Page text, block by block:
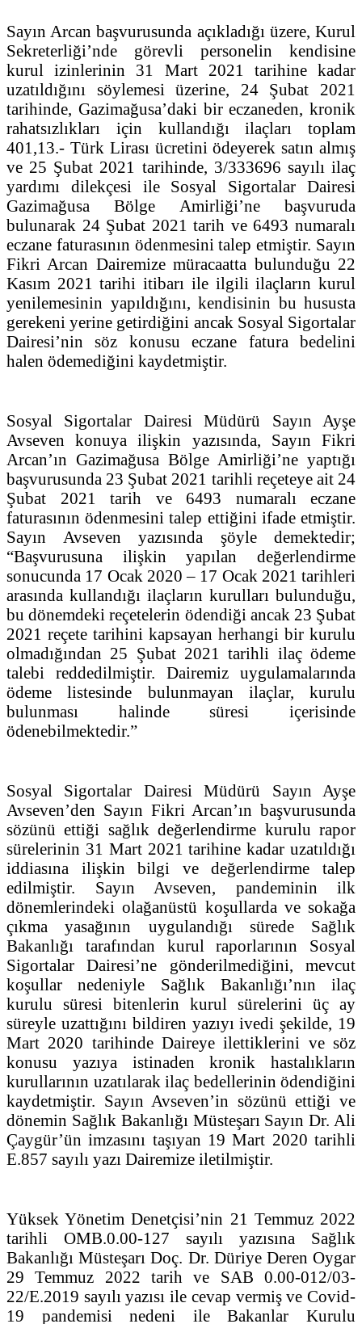
Sayın Arcan başvurusunda açıkladığı üzere, Kurul
Sekreterliği’nde görevli personelin kendisine
kurul izinlerinin 31 Mart 2021 tarihine kadar
uzatıldığını söylemesi üzerine, 24 Şubat 2021
tarihinde, Gazimağusa’daki bir eczaneden, kronik
rahatsızlıkları için kullandığı ilaçları toplam
401,13.- Türk Lirası ücretini ödeyerek satın almış
ve 25 Şubat 2021 tarihinde, 3/333696 sayılı ilaç
yardımı dilekçesi ile Sosyal Sigortalar Dairesi
Gazimağusa Bölge Amirliği’ne başvuruda
bulunarak 24 Şubat 2021 tarih ve 6493 numaralı
eczane faturasının ödenmesini talep etmiştir. Sayın
Fikri Arcan Dairemize müracaatta bulunduğu 22
Kasım 2021 tarihi itibarı ile ilgili ilaçların kurul
yenilemesinin yapıldığını, kendisinin bu hususta
gerekeni yerine getirdiğini ancak Sosyal Sigortalar
Dairesi’nin söz konusu eczane fatura bedelini
halen ödemediğini kaydetmiştir.
Sosyal Sigortalar Dairesi Müdürü Sayın Ayşe
Avseven konuya ilişkin yazısında, Sayın Fikri
Arcan’ın Gazimağusa Bölge Amirliği’ne yaptığı
başvurusunda 23 Şubat 2021 tarihli reçeteye ait 24
Şubat 2021 tarih ve 6493 numaralı eczane
faturasının ödenmesini talep ettiğini ifade etmiştir.
Sayın Avseven yazısında şöyle demektedir;
“Başvurusuna ilişkin yapılan değerlendirme
sonucunda 17 Ocak 2020 – 17 Ocak 2021 tarihleri
arasında kullandığı ilaçların kurulları bulunduğu,
bu dönemdeki reçetelerin ödendiği ancak 23 Şubat
2021 reçete tarihini kapsayan herhangi bir kurulu
olmadığından 25 Şubat 2021 tarihli ilaç ödeme
talebi reddedilmiştir. Dairemiz uygulamalarında
ödeme listesinde bulunmayan ilaçlar, kurulu
bulunması halinde süresi içerisinde
ödenebilmektedir.”
Sosyal Sigortalar Dairesi Müdürü Sayın Ayşe
Avseven’den Sayın Fikri Arcan’ın başvurusunda
sözünü ettiği sağlık değerlendirme kurulu rapor
sürelerinin 31 Mart 2021 tarihine kadar uzatıldığı
iddiasına ilişkin bilgi ve değerlendirme talep
edilmiştir. Sayın Avseven, pandeminin ilk
dönemlerindeki olağanüstü koşullarda ve sokağa
çıkma yasağının uygulandığı sürede Sağlık
Bakanlığı tarafından kurul raporlarının Sosyal
Sigortalar Dairesi’ne gönderilmediğini, mevcut
koşullar nedeniyle Sağlık Bakanlığı’nın ilaç
kurulu süresi bitenlerin kurul sürelerini üç ay
süreyle uzattığını bildiren yazıyı ivedi şekilde, 19
Mart 2020 tarihinde Daireye ilettiklerini ve söz
konusu yazıya istinaden kronik hastalıkların
kurullarının uzatılarak ilaç bedellerinin ödendiğini
kaydetmiştir. Sayın Avseven’in sözünü ettiği ve
dönemin Sağlık Bakanlığı Müsteşarı Sayın Dr. Ali
Çaygür’ün imzasını taşıyan 19 Mart 2020 tarihli
E.857 sayılı yazı Dairemize iletilmiştir.
Yüksek Yönetim Denetçisi’nin 21 Temmuz 2022
tarihli OMB.0.00-127 sayılı yazısına Sağlık
Bakanlığı Müsteşarı Doç. Dr. Düriye Deren Oygar
29 Temmuz 2022 tarih ve SAB 0.00-012/03-
22/E.2019 sayılı yazısı ile cevap vermiş ve Covid-
19 pandemisi nedeni ile Bakanlar Kurulu